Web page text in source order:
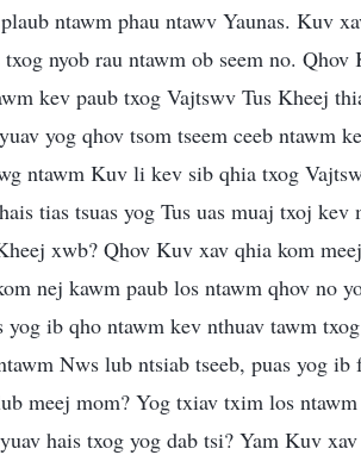
ntawm phau ntawv Yaunas. Kuv
nyob rau ntawm ob seem no.
kev paub txog Vajtswv Tus Kheej
yog qhov tsom tseem ceeb ntawm
ntawm Kuv li kev sib qhia txog
tias tsuas yog Tus uas muaj txoj
xwb? Qhov Kuv xav qhia kom
nej kawm paub los ntawm qhov no
ib qho ntawm kev nthuav tawm
Nws lub ntsiab tseeb, puas yog ib
meej mom? Yog txiav txim los
hais txog yog dab tsi? Yam Kuv